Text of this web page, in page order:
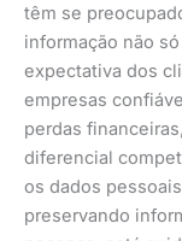
têm se
informação não
expectativa dos
empresas
perdas
diferencial
os dados
preservando